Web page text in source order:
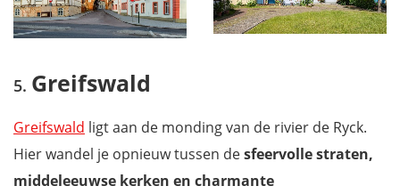
Greifswald
Greifswald ligt aan de monding van de rivier de Ryck.
Hier wandel je opnieuw tussen desfeervolle straten,
middeleeuwse kerken en charmante